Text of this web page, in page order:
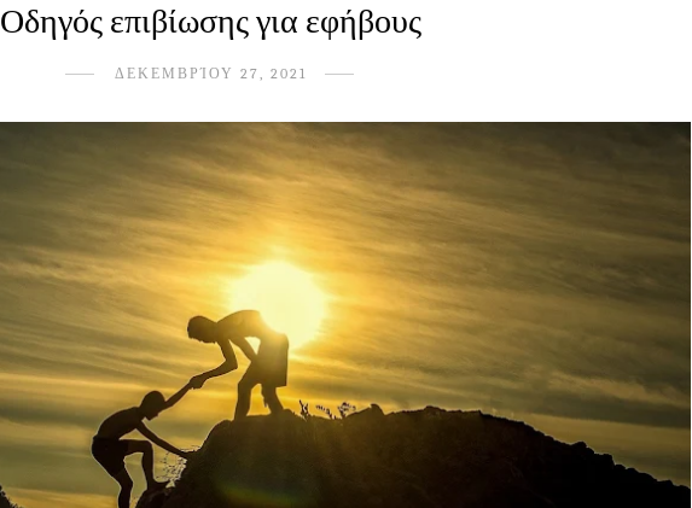
Οδηγός επιβίωσης για εφήβους
ΔΕΚΕΜΒΡΊΟΥ 27, 2021